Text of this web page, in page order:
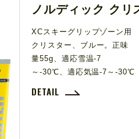
ノルディック クリ
XCスキーグリップゾーン用
クリスター、ブルー。正味
量55g、適応雪温-7
～-30℃、適応気温-7～-30℃
DETAIL